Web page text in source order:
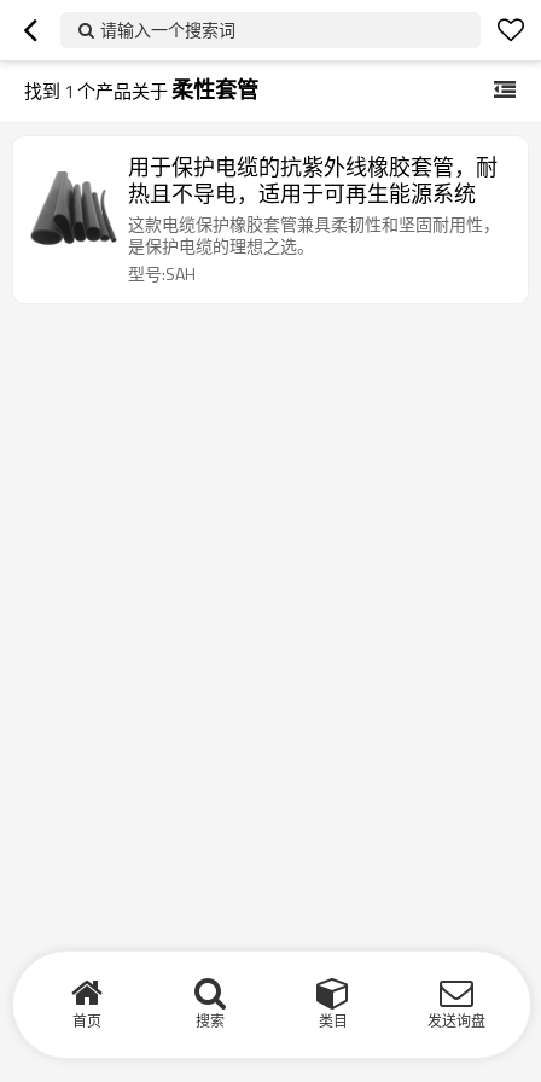
请输入一个搜索词
找到 1 个产品关于柔性套管
用于保护电缆的抗紫外线橡胶套管，耐
热且不导电，适用于可再生能源系统
这款电缆保护橡胶套管兼具柔韧性和坚固耐用性，
是保护电缆的理想之选。
型号:SAH
首页 搜索 类目 发送询盘